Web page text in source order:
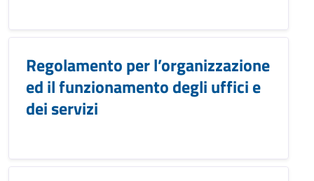
Regolamento per l’organizzazione
ed il funzionamento degli uffici e
dei servizi